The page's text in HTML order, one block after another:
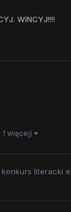
WINCYJ!!!!
1 więcej)
literacki